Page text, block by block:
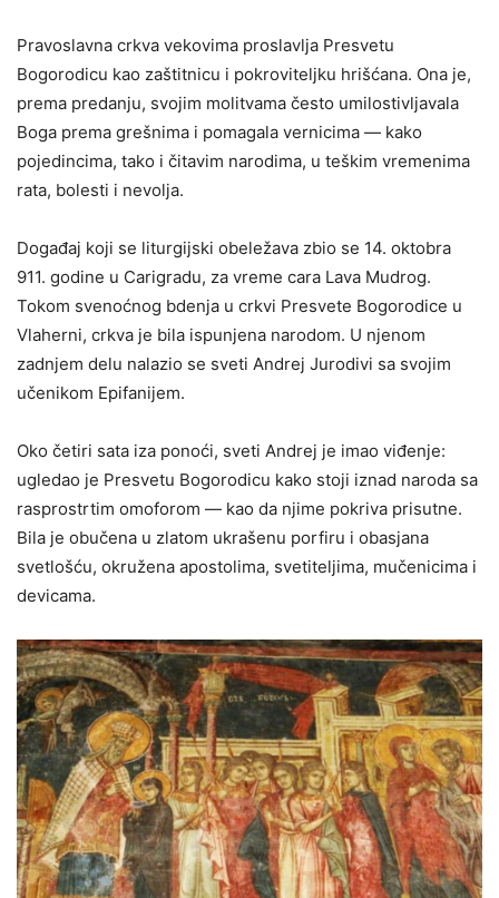
Pravoslavna crkva vekovima proslavlja Presvetu
Bogorodicu kao zaštitnicu i pokroviteljku hrišćana. Ona je,
prema predanju, svojim molitvama često umilostivljavala
Boga prema grešnima i pomagala vernicima — kako
pojedincima, tako i čitavim narodima, u teškim vremenima
rata, bolesti i nevolja.
Događaj koji se liturgijski obeležava zbio se 14. oktobra
911. godine u Carigradu, za vreme cara Lava Mudrog.
Tokom svenoćnog bdenja u crkvi Presvete Bogorodice u
Vlaherni, crkva je bila ispunjena narodom. U njenom
zadnjem delu nalazio se sveti Andrej Jurodivi sa svojim
učenikom Epifanijem.
Oko četiri sata iza ponoći, sveti Andrej je imao viđenje:
ugledao je Presvetu Bogorodicu kako stoji iznad naroda sa
rasprostrtim omoforom — kao da njime pokriva prisutne.
Bila je obučena u zlatom ukrašenu porfiru i obasjana
svetlošću, okružena apostolima, svetiteljima, mučenicima i
devicama.